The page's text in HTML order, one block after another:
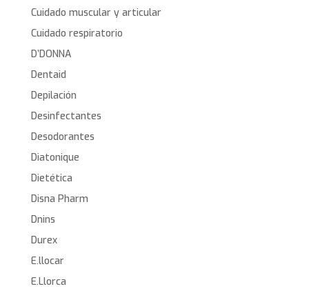
Cuidado muscular y articular
Cuidado respiratorio
D’DONNA
Dentaid
Depilación
Desinfectantes
Desodorantes
Diatonique
Dietética
Disna Pharm
Dnins
Durex
E.llocar
E.Llorca